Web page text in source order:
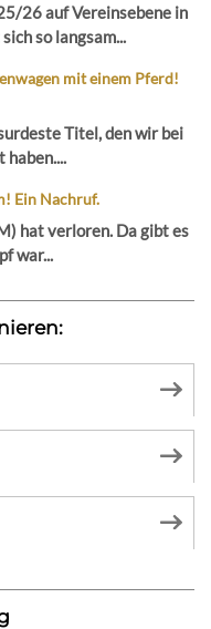
26 auf Vereinsebene in
so langsam...
mit einem Pferd!
Titel, den wir bei
haben....
Ein Nachruf.
hat verloren. Da gibt es
war...